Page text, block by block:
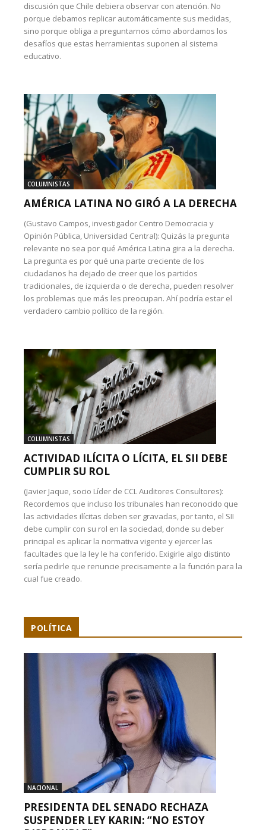
discusión que Chile debiera observar con atención. No
porque debamos replicar automáticamente sus medidas,
sino porque obliga a preguntarnos cómo abordamos los
desafíos que estas herramientas suponen al sistema
educativo.
COLUMNISTAS
AMÉRICA LATINA NO GIRÓ A LA DERECHA
(Gustavo Campos, investigador Centro Democracia y
Opinión Pública, Universidad Central): Quizás la pregunta
relevante no sea por qué América Latina gira a la derecha.
La pregunta es por qué una parte creciente de los
ciudadanos ha dejado de creer que los partidos
tradicionales, de izquierda o de derecha, pueden resolver
los problemas que más les preocupan. Ahí podría estar el
verdadero cambio político de la región.
COLUMNISTAS
ACTIVIDAD ILÍCITA O LÍCITA, EL SII DEBE
CUMPLIR SU ROL
(Javier Jaque, socio Líder de CCL Auditores Consultores):
Recordemos que incluso los tribunales han reconocido que
las actividades ilícitas deben ser gravadas, por tanto, el SII
debe cumplir con su rol en la sociedad, donde su deber
principal es aplicar la normativa vigente y ejercer las
facultades que la ley le ha conferido. Exigirle algo distinto
sería pedirle que renuncie precisamente a la función para la
cual fue creado.
POLÍTICA
NACIONAL
PRESIDENTA DEL SENADO RECHAZA
SUSPENDER LEY KARIN: “NO ESTOY